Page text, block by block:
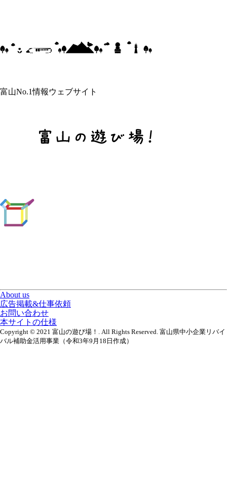
富山No.1情報ウェブサイト
About us
広告掲載&仕事依頼
お問い合わせ
本サイトの仕様
Copyright © 2021 富山の遊び場！. All Rights Reserved. 富山県中小企業リバイ
バル補助金活用事業（令和3年9月18日作成）